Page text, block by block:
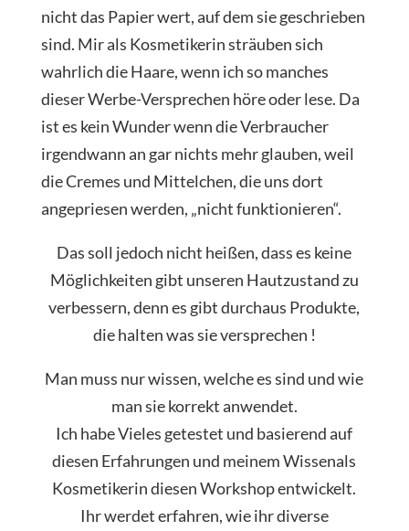
nicht das Papier wert, auf dem sie geschrieben
sind. Mir als Kosmetikerin sträuben sich
wahrlich die Haare, wenn ich so manches
dieser Werbe-Versprechen höre oder lese. Da
ist es kein Wunder wenn die Verbraucher
irgendwann an gar nichts mehr glauben, weil
die Cremes und Mittelchen, die uns dort
angepriesen werden, „nicht funktionieren“.
Das soll jedoch nicht heißen, dass es keine
Möglichkeiten gibt unseren Hautzustand zu
verbessern, denn es gibt durchaus Produkte,
die halten was sie versprechen !
Man muss nur wissen, welche es sind und wie
man sie korrekt anwendet.
Ich habe Vieles getestet und basierend auf
diesen Erfahrungen und meinem Wissenals
Kosmetikerin diesen Workshop entwickelt.
Ihr werdet erfahren, wie ihr diverse